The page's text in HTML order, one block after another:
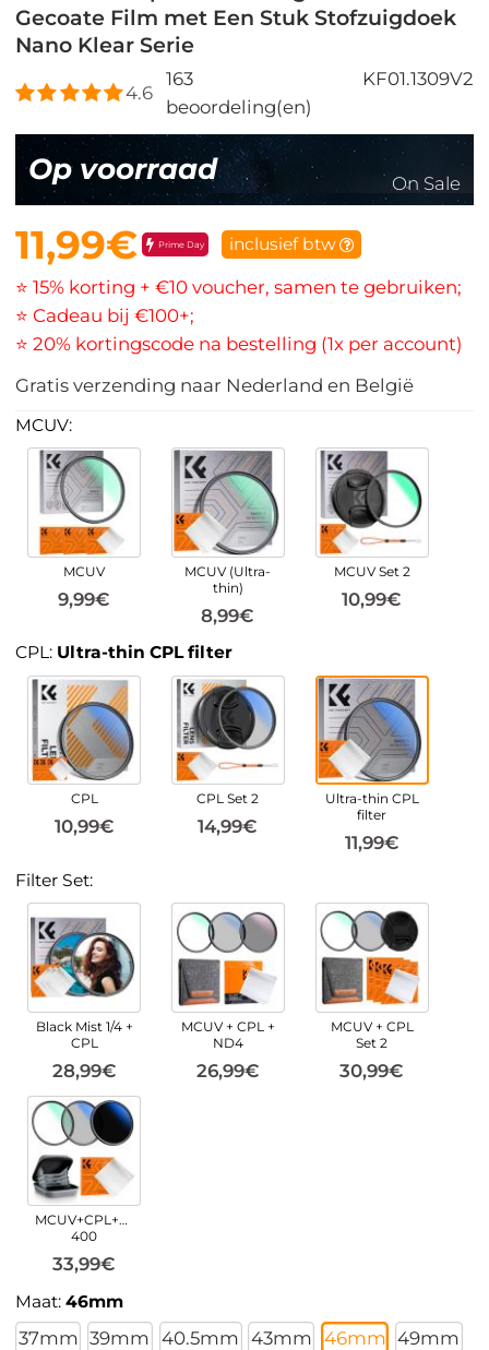
Gecoate Film met Een Stuk Stofzuigdoek
Nano Klear Serie
4.6
163
beoordeling(en)
KF01.1309V2
Op voorraad On Sale
11,99€ Prime Day inclusief btw
⭐ 15% korting + €10 voucher, samen te gebruiken;
⭐ Cadeau bij €100+;
⭐ 20% kortingscode na bestelling (1x per account)
Gratis verzending naar Nederland en België
MCUV:
MCUV
9,99€
MCUV (Ultra-
thin)
8,99€
MCUV Set 2
10,99€
CPL: Ultra-thin CPL filter
CPL
10,99€
CPL Set 2
14,99€
Ultra-thin CPL
filter
11,99€
Filter Set:
Black Mist 1/4 +
CPL
28,99€
MCUV + CPL +
ND4
26,99€
MCUV + CPL
Set 2
30,99€
MCUV+CPL+ND2-
400
33,99€
Maat:46mm
37mm 39mm 40.5mm 43mm 46mm 49mm